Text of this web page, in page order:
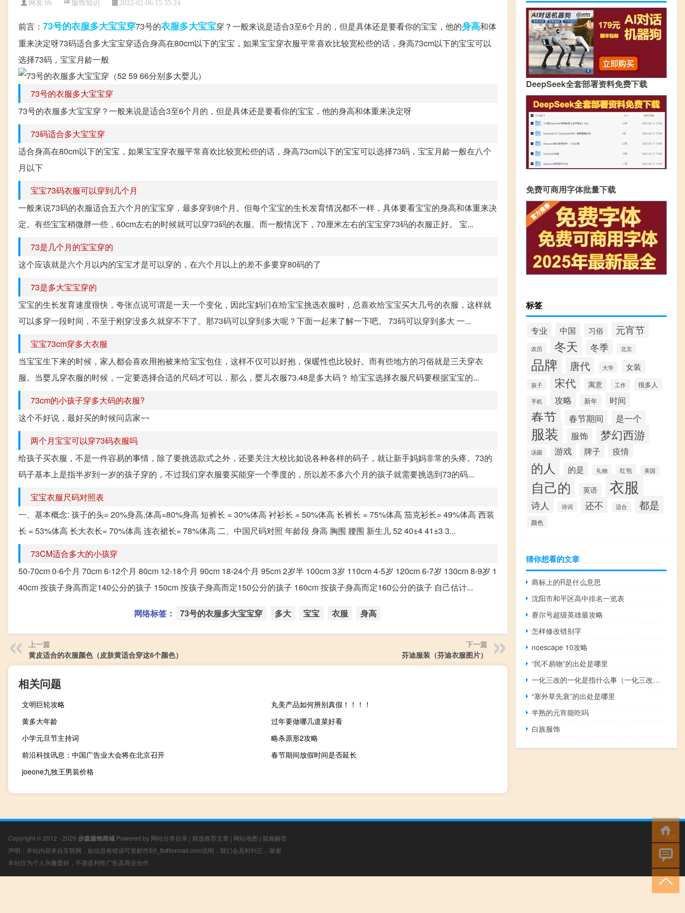
网友:bb 2022-02-06 15:35:24
前言： 73号的衣服多大宝宝穿73号的衣服多大宝宝穿？一般来说是适合3至6个月的，但是具体还是要看你的宝宝，他的身高和体
重来决定呀73码适合多大宝宝穿适合身高在80cm以下的宝宝，如果宝宝穿衣服平常喜欢比较宽松些的话，身高73cm以下的宝宝可以
选择73码，宝宝月龄一般
73号的衣服多大宝宝穿
73号的衣服多大宝宝穿？一般来说是适合3至6个月的，但是具体还是要看你的宝宝，他的身高和体重来决定呀
73码适合多大宝宝穿
适合身高在80cm以下的宝宝，如果宝宝穿衣服平常喜欢比较宽松些的话，身高73cm以下的宝宝可以选择73码，宝宝月龄一般在八个
月以下
宝宝73码衣服可以穿到几个月
一般来说73码的衣服适合五六个月的宝宝穿，最多穿到8个月。但每个宝宝的生长发育情况都不一样，具体要看宝宝的身高和体重来决
定。有些宝宝稍微胖一些，60cm左右的时候就可以穿73码的衣服。而一般情况下，70厘米左右的宝宝穿73码的衣服正好。 宝...
73是几个月的宝宝穿的
这个应该就是六个月以内的宝宝才是可以穿的，在六个月以上的差不多要穿80码的了
73是多大宝宝穿的
宝宝的生长发育速度很快，夸张点说可谓是一天一个变化，因此宝妈们在给宝宝挑选衣服时，总喜欢给宝宝买大几号的衣服，这样就
可以多穿一段时间，不至于刚穿没多久就穿不下了。那73码可以穿到多大呢？下面一起来了解一下吧。 73码可以穿到多大 一...
宝宝73cm穿多大衣服
当宝宝生下来的时候，家人都会喜欢用抱被来给宝宝包住，这样不仅可以好抱，保暖性也比较好。而有些地方的习俗就是三天穿衣
服。当婴儿穿衣服的时候，一定要选择合适的尺码才可以，那么，婴儿衣服73.48是多大码？ 给宝宝选择衣服尺码要根据宝宝的...
73cm的小孩子穿多大码的衣服?
这个不好说，最好买的时候问店家~~
两个月宝宝可以穿73码衣服吗
给孩子买衣服，不是一件容易的事情，除了要挑选款式之外，还要关注大校比如说各种各样的码子，就让新手妈妈非常的头疼。73的
码子基本上是指半岁到一岁的孩子穿的，不过我们穿衣服要买能穿一个季度的，所以差不多六个月的孩子就需要挑选到73的码...
宝宝衣服尺码对照表
一、基本概念: 孩子的头= 20%身高,体高=80%身高 短裤长 = 30%体高 衬衫长 = 50%体高 长裤长 = 75%体高 茄克衫长= 49%体高 西装
长 = 53%体高 长大衣长= 70%体高 连衣裙长= 78%体高 二、中国尺码对照 年龄段 身高 胸围 腰围 新生儿 52 40±4 41±3 3...
73CM适合多大的小孩穿
50-70cm 0-6个月 70cm 6-12个月 80cm 12-18个月 90cm 18-24个月 95cm 2岁半 100cm 3岁 110cm 4-5岁 120cm 6-7岁 130cm 8-9岁 1
40cm 按孩子身高而定140公分的孩子 150cm 按孩子身高而定150公分的孩子 160cm 按孩子身高而定160公分的孩子 自己估计...
网络标签： 73号的衣服多大宝宝穿 多大 宝宝 衣服 身高
上一篇
黄皮适合的衣服颜色（皮肤黄适合穿这6个颜色）
下一篇
芬迪服装（芬迪衣服图片）
相关问题
文明巨轮攻略
丸美产品如何辨别真假！！！！
黄多大年龄
过年要做哪几道菜好看
小学元旦节主持词
略杀原形2攻略
前沿科技讯息：中国广告业大会将在北京召开
春节期间放假时间是否延长
joeone九牧王男装价格
DeepSeek全套部署资料免费下载
免费可商用字体批量下载
标签
专业 中国 习俗 元宵节
农历 冬天 冬季 北京
品牌 唐代 大学 女装
孩子 宋代 寓意 工作 很多人
手机 攻略 新年 时间
春节 春节期间 是一个
服装 服饰 梦幻西游
汤圆 游戏 牌子 疫情
的人 的是 礼物 红包 美国
自己的 英语 衣服
诗人 诗词 还不 适合 都是
颜色
猜你想看的文章
商标上的R是什么意思
沈阳市和平区高中排名一览表
赛尔号超级英雄最攻略
怎样修改错别字
noescape 10攻略
“民不易物”的出处是哪里
一化三改的一化是指什么事（一化三改的一化是指什么）
“塞外草先衰”的出处是哪里
半熟的元宵能吃吗
白族服饰
Copyright © 2012 - 2026 步森服饰商城 Powered by 网站分类目录 | 精选推荐文章 | 网站地图 | 疑难解答
声明：本站内容来自互联网，如信息有错误可发邮件到f_fb#foxmail.com说明，我们会及时纠正，谢谢
本站仅为个人兴趣爱好，不接盈利性广告及商业合作
小男孩